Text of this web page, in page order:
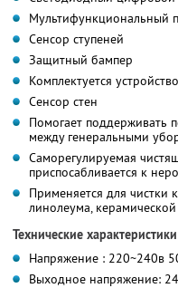
Мультифункциональный
Сенсор ступеней
Защитный бампер
Комплектуется
Сенсор стен
Помогает поддерживать
между генеральными
Саморегулируемая
приспосабливается к
Применяется для чистки
линолеума,
Технические
Напряжение : 220~240в
Выходное напряжение: